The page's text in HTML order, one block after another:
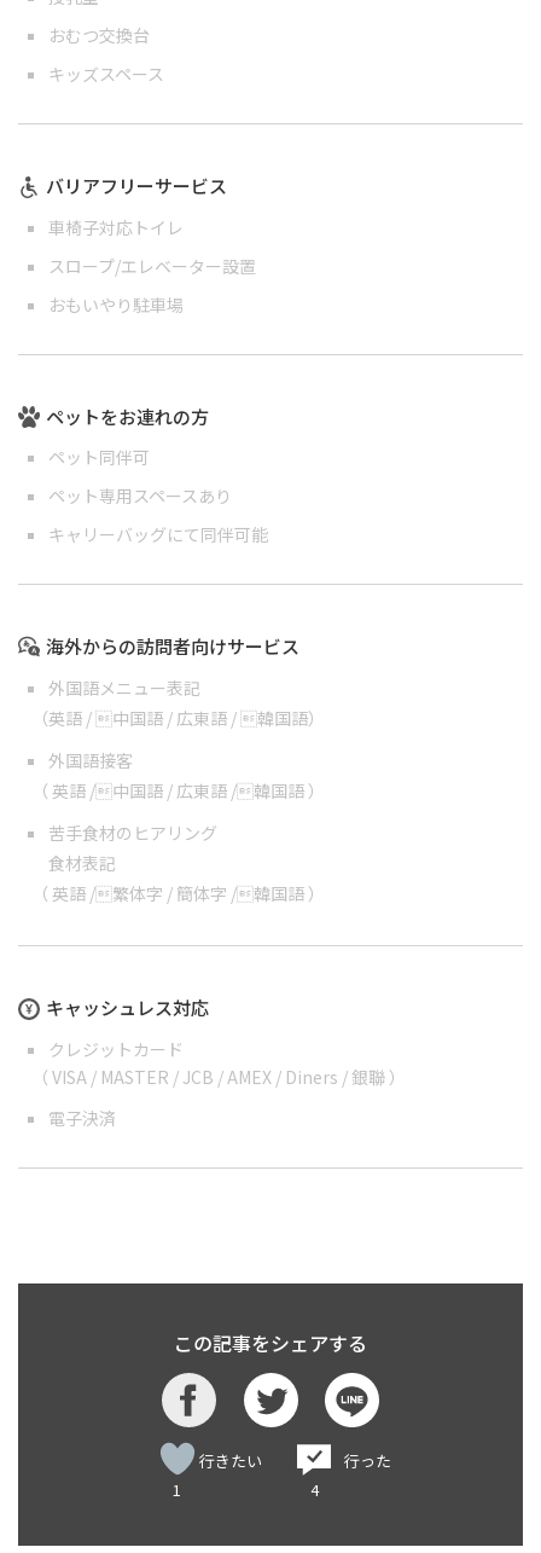
おむつ交換台
キッズスペース
バリアフリーサービス
車椅子対応トイレ
スロープ/エレベーター設置
おもいやり駐車場
ペットをお連れの方
ペット同伴可
ペット専用スペースあり
キャリーバッグにて同伴可能
海外からの訪問者向けサービス
外国語メニュー表記
（英語 /中国語 / 広東語 /韓国語）
外国語接客
（ 英語 /中国語 / 広東語 /韓国語 ）
苦手食材のヒアリング
食材表記
（ 英語 /繁体字 / 簡体字 /韓国語 ）
キャッシュレス対応
クレジットカード
（ VISA / MASTER / JCB / AMEX / Diners / 銀聯 ）
電子決済
この記事をシェアする
1
行きたい
行った
4